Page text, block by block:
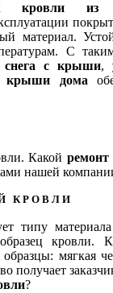
кровли из
материал.
С
снега с крыши,
крыши дома
Какой ремонт
нашей
КРОВЛИ
типу
кровли.
мягкая
получает
?